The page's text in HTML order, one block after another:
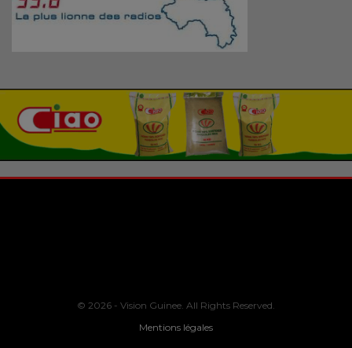
© 2026 - Vision Guinee. All Rights Reserved.
Mentions légales